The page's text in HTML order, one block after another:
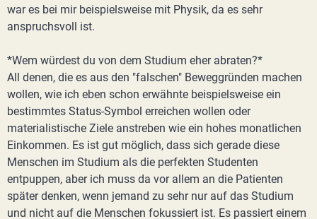
war es bei mir beispielsweise mit Physik, da es sehr
anspruchsvoll ist.
*Wem würdest du von dem Studium eher abraten?*
All denen, die es aus den "falschen" Beweggründen machen
wollen, wie ich eben schon erwähnte beispielsweise ein
bestimmtes Status-Symbol erreichen wollen oder
materialistische Ziele anstreben wie ein hohes monatlichen
Einkommen. Es ist gut möglich, dass sich gerade diese
Menschen im Studium als die perfekten Studenten
entpuppen, aber ich muss da vor allem an die Patienten
später denken, wenn jemand zu sehr nur auf das Studium
und nicht auf die Menschen fokussiert ist. Es passiert einem